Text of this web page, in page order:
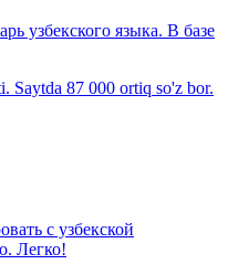
узбекского языка. В базе
87 000 ortiq so'z bor.
с узбекской
Легко!